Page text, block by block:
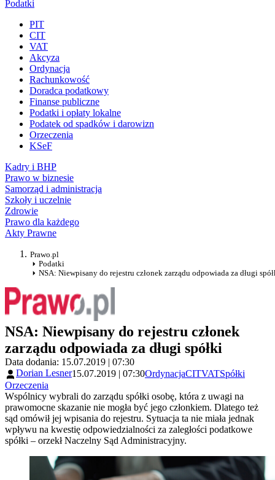
Podatki
PIT
CIT
VAT
Akcyza
Ordynacja
Rachunkowość
Doradca podatkowy
Finanse publiczne
Podatki i opłaty lokalne
Podatek od spadków i darowizn
Orzeczenia
KSeF
Kadry i BHP
Prawo w biznesie
Samorząd i administracja
Szkoły i uczelnie
Zdrowie
Prawo dla każdego
Akty Prawne
Prawo.pl
Podatki
NSA: Niewpisany do rejestru członek zarządu odpowiada za długi
NSA: Niewpisany do rejestru członek
zarządu odpowiada za długi spółki
Data dodania: 15.07.2019 | 07:30
Dorian Lesner15.07.2019 | 07:30OrdynacjaCITVATSpółki
Orzeczenia
Wspólnicy wybrali do zarządu spółki osobę, która z uwagi na
prawomocne skazanie nie mogła być jego członkiem. Dlatego też
sąd omówił jej wpisania do rejestru. Sytuacja ta nie miała jednak
wpływu na kwestię odpowiedzialności za zaległości podatkowe
spółki – orzekł Naczelny Sąd Administracyjny.